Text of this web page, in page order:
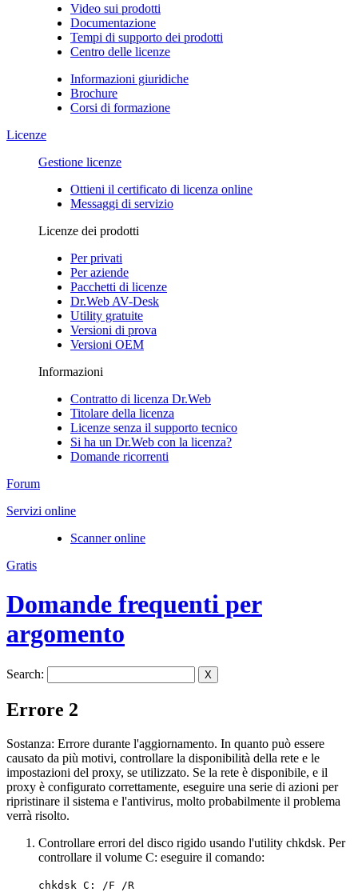
Video sui prodotti
Documentazione
Tempi di supporto dei prodotti
Centro delle licenze
Informazioni giuridiche
Brochure
Corsi di formazione
Licenze
Gestione licenze
Ottieni il certificato di licenza online
Messaggi di servizio
Licenze dei prodotti
Per privati
Per aziende
Pacchetti di licenze
Dr.Web AV-Desk
Utility gratuite
Versioni di prova
Versioni OEM
Informazioni
Contratto di licenza Dr.Web
Titolare della licenza
Licenze senza il supporto tecnico
Si ha un Dr.Web con la licenza?
Domande ricorrenti
Forum
Servizi online
Scanner online
Gratis
Domande frequenti per
argomento
Search: X
Errore 2
Sostanza: Errore durante l'aggiornamento. In quanto può essere
causato da più motivi, controllare la disponibilità della rete e le
impostazioni del proxy, se utilizzato. Se la rete è disponibile, e il
proxy è configurato correttamente, eseguire una serie di azioni per
ripristinare il sistema e l'antivirus, molto probabilmente il problema
verrà risolto.
Controllare errori del disco rigido usando l'utility chkdsk. Per
controllare il volume C: eseguire il comando:
chkdsk C: /F /R